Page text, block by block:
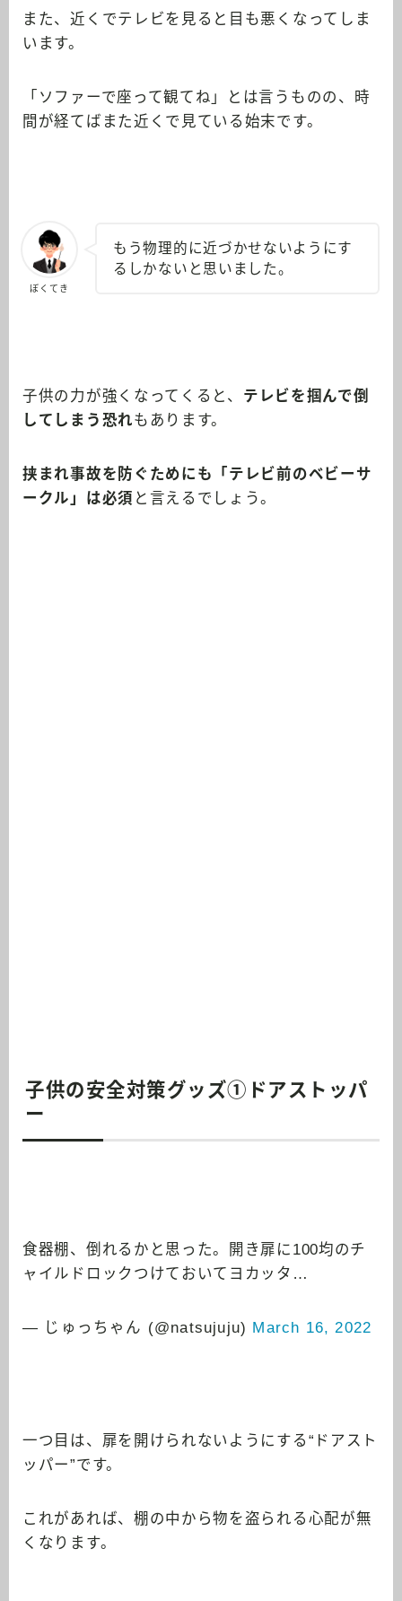
また、近くでテレビを見ると目も悪くなってしま
います。
「ソファーで座って観てね」とは言うものの、時
間が経てばまた近くで見ている始末です。
ぼくてき
もう物理的に近づかせないようにす
るしかないと思いました。
子供の力が強くなってくると、 テレビを掴んで倒
してしまう恐れもあります。
挟まれ事故を防ぐためにも「テレビ前のベビーサ
ークル」は必須 と言えるでしょう。
子供の安全対策グッズ①ドアストッパ
ー
食器棚、倒れるかと思った。開き扉に100均のチ
ャイルドロックつけておいてヨカッタ…
— じゅっちゃん (@natsujuju) March 16, 2022
一つ目は、扉を開けられないようにする“ドアスト
ッパー”です。
これがあれば、棚の中から物を盗られる心配が無
くなります。